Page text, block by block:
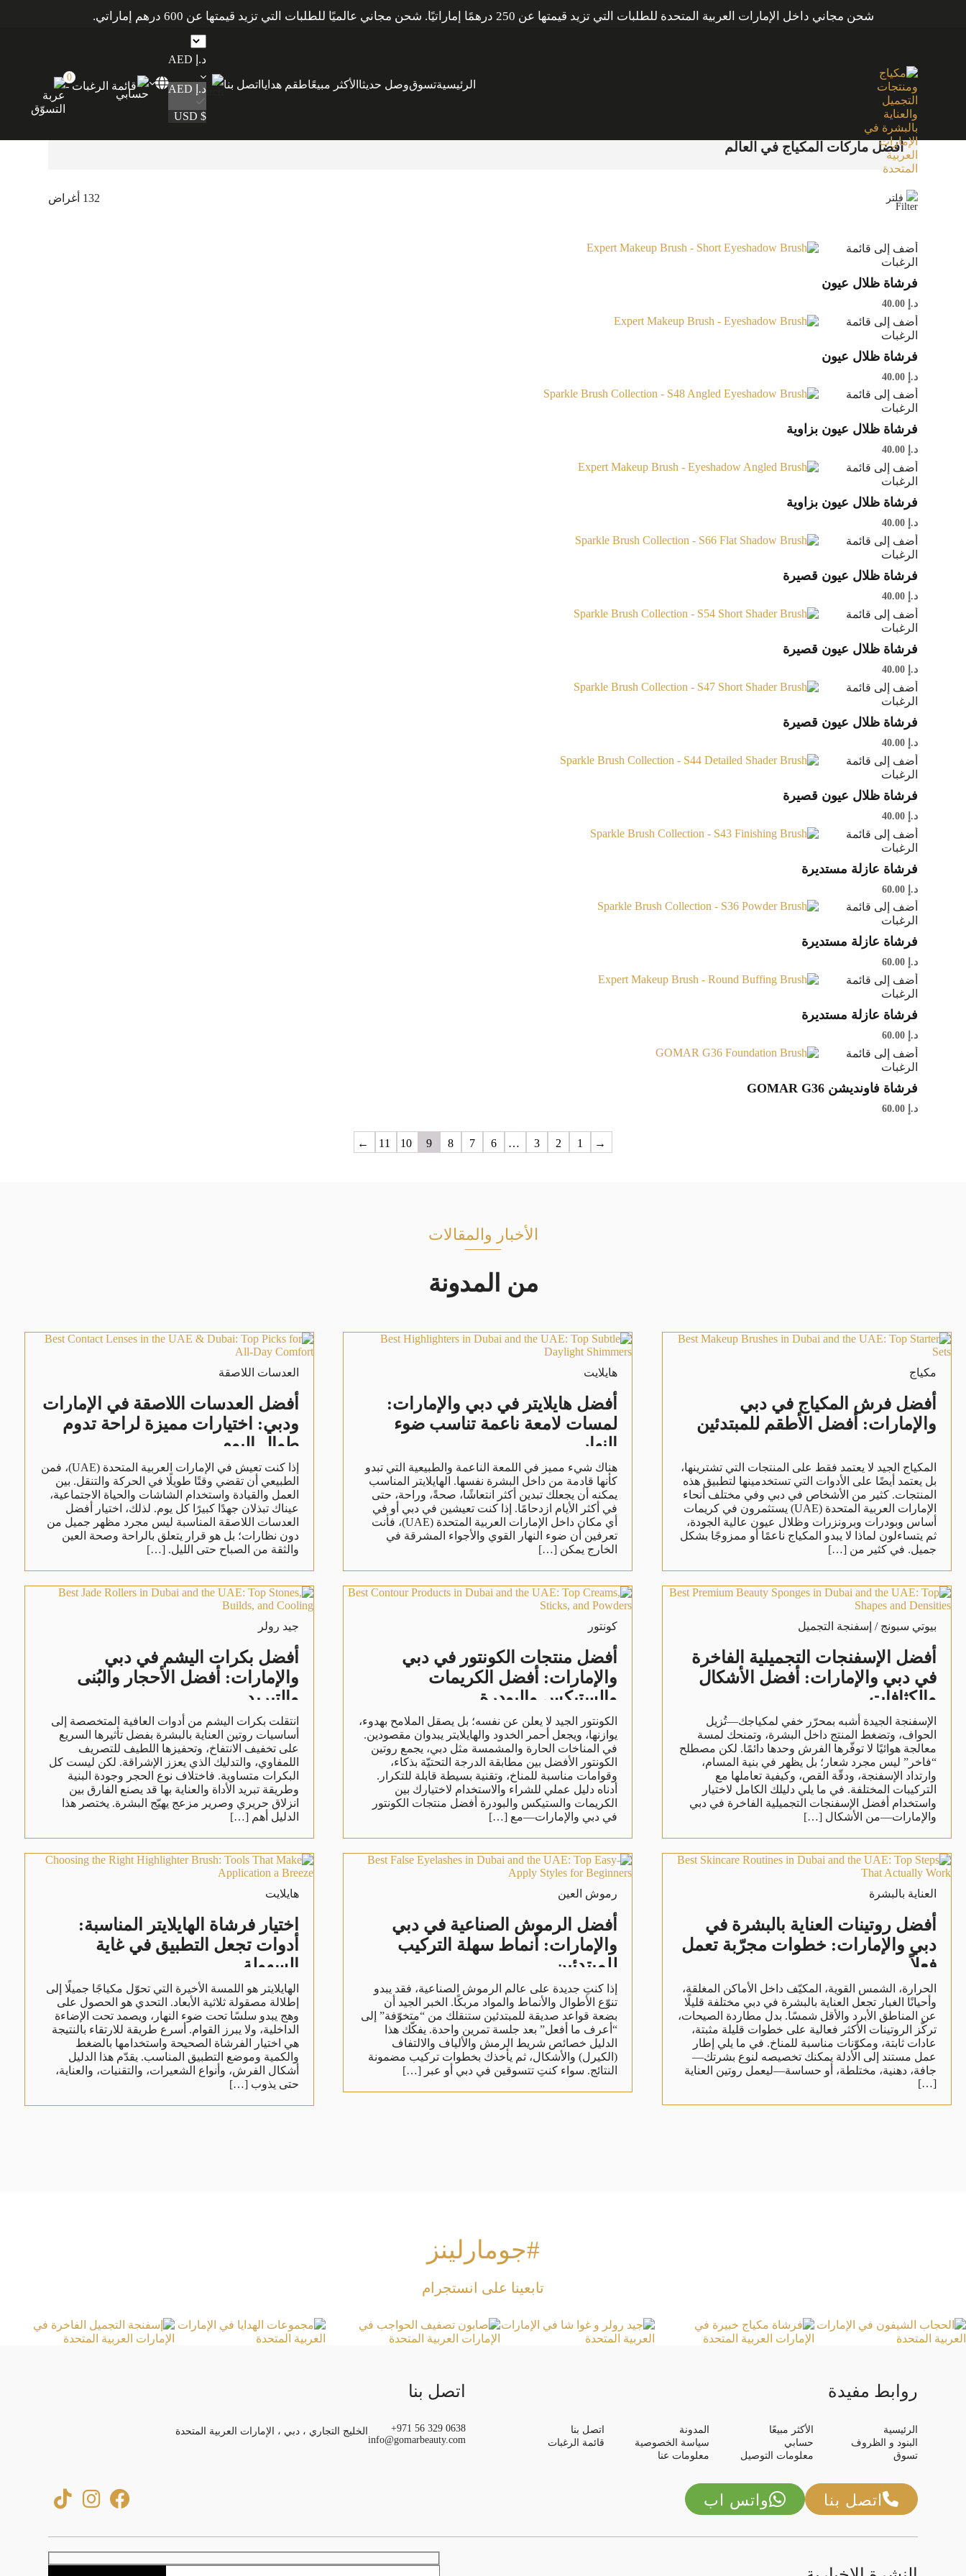
شحن مجاني داخل الإمارات العربية المتحدة للطلبات التي تزيد قيمتها عن 250 درهمًا إماراتيًا. شحن مجاني عالميًا للطلبات التي تزيد قيمتها عن 600 درهم إماراتي.
الرئيسيةتسوقوصل حديثا الأكثر مبيعًاطقم هدايا اتصل بنا
د.إ AED
د.إ AED
$ USD
قائمة الرغبات -
0
الرئيسية/
أفضل ماركات المكياج في العالم
فلتر 132 أغراض
أضف إلى قائمة
الرغبات
فرشاة ظلال عيون
د.إ 40.00
أضف إلى قائمة
الرغبات
فرشاة ظلال عيون
د.إ 40.00
أضف إلى قائمة
الرغبات
فرشاة ظلال عيون بزاوية
د.إ 40.00
أضف إلى قائمة
الرغبات
فرشاة ظلال عيون بزاوية
د.إ 40.00
أضف إلى قائمة
الرغبات
فرشاة ظلال عيون قصيرة
د.إ 40.00
أضف إلى قائمة
الرغبات
فرشاة ظلال عيون قصيرة
د.إ 40.00
أضف إلى قائمة
الرغبات
فرشاة ظلال عيون قصيرة
د.إ 40.00
أضف إلى قائمة
الرغبات
فرشاة ظلال عيون قصيرة
د.إ 40.00
أضف إلى قائمة
الرغبات
فرشاة عازلة مستديرة
د.إ 60.00
أضف إلى قائمة
الرغبات
فرشاة عازلة مستديرة
د.إ 60.00
أضف إلى قائمة
الرغبات
فرشاة عازلة مستديرة
د.إ 60.00
أضف إلى قائمة
الرغبات
فرشاة فاونديشن GOMAR G36
د.إ 60.00
→
1
2
3
…
6
7
8
9
10
11
←
الأخبار والمقالات
من المدونة
مكياج
أفضل فرش المكياج في دبي
والإمارات: أفضل الأطقم للمبتدئين
المكياج الجيد لا يعتمد فقط على المنتجات التي تشترينها،
بل يعتمد أيضًا على الأدوات التي تستخدمينها لتطبيق هذه
المنتجات. كثير من الأشخاص في دبي وفي مختلف أنحاء
الإمارات العربية المتحدة (UAE) يستثمرون في كريمات
أساس وبودرات وبرونزرات وظلال عيون عالية الجودة،
ثم يتساءلون لماذا لا يبدو المكياج ناعمًا أو ممزوجًا بشكل
جميل. في كثير من […]
هايلايت
أفضل هايلايتر في دبي والإمارات:
لمسات لامعة ناعمة تناسب ضوء
النهار
هناك شيء مميز في اللمعة الناعمة والطبيعية التي تبدو
كأنها قادمة من داخل البشرة نفسها. الهايلايتر المناسب
يمكنه أن يجعلك تبدين أكثر انتعاشًا، صحةً، وراحة، حتى
في أكثر الأيام ازدحامًا. إذا كنت تعيشين في دبي أو في
أي مكان داخل الإمارات العربية المتحدة (UAE)، فأنت
تعرفين أن ضوء النهار القوي والأجواء المشرقة في
الخارج يمكن […]
العدسات اللاصقة
أفضل العدسات اللاصقة في الإمارات
ودبي: اختيارات مميزة لراحة تدوم
طوال اليوم
إذا كنت تعيش في الإمارات العربية المتحدة (UAE)، فمن
الطبيعي أن تقضي وقتًا طويلًا في الحركة والتنقل. بين
العمل والقيادة واستخدام الشاشات والحياة الاجتماعية،
عيناك تبذلان جهدًا كبيرًا كل يوم. لذلك، اختيار أفضل
العدسات اللاصقة المناسبة ليس مجرد مظهر جميل من
دون نظارات؛ بل هو قرار يتعلق بالراحة وصحة العين
والثقة من الصباح حتى الليل. […]
بيوتي سبونج / إسفنجة التجميل
أفضل الإسفنجات التجميلية الفاخرة
في دبي والإمارات: أفضل الأشكال
والكثافات
الإسفنجة الجيدة أشبه بمحرّر خفي لمكياجك—تُزيل
الحواف، وتضغط المنتج داخل البشرة، وتمنحك لمسة
معالجة هوائيًا لا توفّرها الفرش وحدها دائمًا. لكن مصطلح
“فاخر” ليس مجرد شعار؛ بل يظهر في بنية المسام،
وارتداد الإسفنجة، ودقّة القص، وكيفية تعاملها مع
التركيبات المختلفة. في ما يلي دليلك الكامل لاختيار
واستخدام أفضل الإسفنجات التجميلية الفاخرة في دبي
والإمارات—من الأشكال […]
كونتور
أفضل منتجات الكونتور في دبي
والإمارات: أفضل الكريمات
والستيكس والبودرة
الكونتور الجيد لا يعلن عن نفسه؛ بل يصقل الملامح بهدوء،
يوازنها، ويجعل أحمر الخدود والهايلايتر يبدوان مقصودين.
في المناخات الحارة والمشمسة مثل دبي، يجمع روتين
الكونتور الأفضل بين مطابقة الدرجة التحتيّة بذكاء،
وقوامات مناسبة للمناخ، وتقنية بسيطة قابلة للتكرار.
أدناه دليل عملي للشراء والاستخدام لاختيارك بين
الكريمات والستيكس والبودرة أفضل منتجات الكونتور
في دبي والإمارات—مع […]
جيد رولر
أفضل بكرات اليشم في دبي
والإمارات: أفضل الأحجار والبُنى
والتبريد
انتقلت بكرات اليشم من أدوات العافية المتخصصة إلى
أساسيات روتين العناية بالبشرة بفضل تأثيرها السريع
على تخفيف الانتفاخ، وتحفيزها اللطيف للتصريف
اللمفاوي، والتدليك الذي يعزز الإشراقة. لكن ليست كل
البكرات متساوية. فاختلاف نوع الحجر وجودة البنية
وطريقة تبريد الأداة والعناية بها قد يصنع الفارق بين
انزلاق حريري وصرير مزعج يهيّج البشرة. يختصر هذا
الدليل أهم […]
العناية بالبشرة
أفضل روتينات العناية بالبشرة في
دبي والإمارات: خطوات مجرّبة تعمل
فعلاً
الحرارة، الشمس القوية، المكيّف داخل الأماكن المغلقة،
وأحيانًا الغبار تجعل العناية بالبشرة في دبي مختلفة قليلًا
عن المناطق الأبرد والأقل شمسًا. بدل مطاردة الصيحات،
تركّز الروتينات الأكثر فعالية على خطوات قليلة مثبتة،
عادات ثابتة، ومكوّنات مناسبة للمناخ. في ما يلي إطار
عمل مستند إلى الأدلة يمكنك تخصيصه لنوع بشرتك—
جافة، دهنية، مختلطة، أو حساسة—ليعمل روتين العناية
[…]
رموش العين
أفضل الرموش الصناعية في دبي
والإمارات: أنماط سهلة التركيب
للمبتدئين
إذا كنتِ جديدة على عالم الرموش الصناعية، فقد يبدو
تنوّع الأطوال والأنماط والمواد مربكًا. الخبر الجيد أن
بضعة قواعد صديقة للمبتدئين ستنقلك من “متخوّفة” إلى
“أعرف ما أفعل” بعد جلسة تمرين واحدة. يفكّك هذا
الدليل خصائص شريط الرمش والألياف والالتفاف
(الكيرل) والأشكال، ثم يأخذك بخطوات تركيب مضمونة
النتائج. سواء كنتِ تتسوقين في دبي أو عبر […]
هايلايت
اختيار فرشاة الهايلايتر المناسبة:
أدوات تجعل التطبيق في غاية
السهولة
الهايلايتر هو اللمسة الأخيرة التي تحوّل مكياجًا جميلًا إلى
إطلالة مصقولة ثلاثية الأبعاد. التحدي هو الحصول على
وهج يبدو سلسًا تحت ضوء النهار، ويصمد تحت الإضاءة
الداخلية، ولا يبرز القوام. أسرع طريقة للارتقاء بالنتيجة
هي اختيار الفرشاة الصحيحة واستخدامها بالضغط
والكمية وموضع التطبيق المناسب. يقدّم هذا الدليل
أشكال الفرش، وأنواع الشعيرات، والتقنيات، والعناية،
حتى يذوب […]
#جومارلينز
تابعينا على انستجرام
روابط مفيدة
الرئيسية الأكثر مبيعًا المدونة
اتصل بنا
البنود و الظروف
حسابي سياسة الخصوصية
قائمة الرغبات
تسوق
معلومات التوصيل معلومات عنا
اتصل بنا
+971 56 329 0638
info@gomarbeauty.com
الخليج التجاري ، دبي ، الإمارات العربية المتحدة
اتصل بنا واتس اب